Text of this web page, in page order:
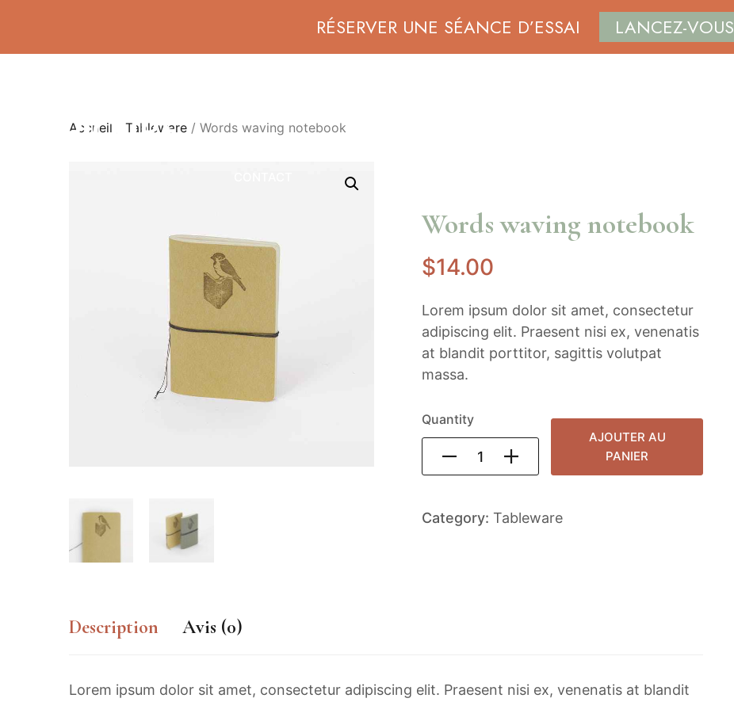
RÉSERVER UNE SÉANCE D’ESSAI LANCEZ-VOUS
Accueil Tableware / Words waving notebook
Words waving notebook
$14.00
Lorem ipsum dolor sit amet, consectetur
adipiscing elit. Praesent nisi ex, venenatis
at blandit porttitor, sagittis volutpat
massa.
Quantity
AJOUTER AU
PANIER
Category: Tableware
Description Avis (0)
Lorem ipsum dolor sit amet, consectetur adipiscing elit. Praesent nisi ex, venenatis at blandit